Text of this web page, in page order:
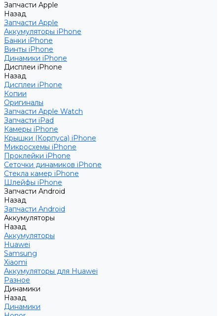
Запчасти Apple
Назад
Запчасти Apple
Аккумуляторы iPhone
Банки iPhone
Винты iPhone
Динамики iPhone
Дисплеи iPhone
Назад
Дисплеи iPhone
Копии
Оригиналы
Запчасти Apple Watch
Запчасти iPad
Камеры iPhone
Крышки (Корпуса) iPhone
Микросхемы iPhone
Проклейки iPhone
Сеточки динамиков iPhone
Стекла камер iPhone
Шлейфы iPhone
Запчасти Android
Назад
Запчасти Android
Аккумуляторы
Назад
Аккумуляторы
Huawei
Samsung
Xiaomi
Аккумуляторы для Huawei
Разное
Динамики
Назад
Динамики